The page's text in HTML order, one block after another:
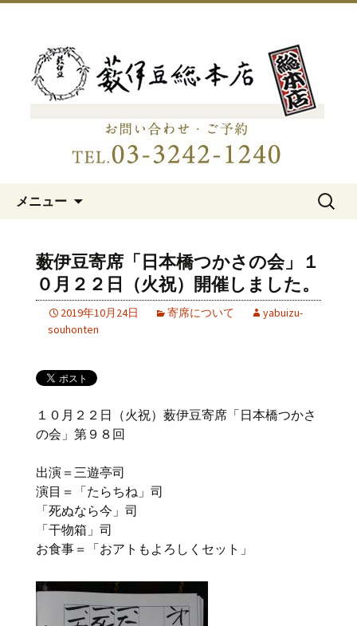
日本橋の老舗蕎麦屋「藪伊豆総
本店」
メニュー
検
薮伊豆寄席「日本橋つかさの会」１
０月２２日（火祝）開催しました。
2019年10月24日 寄席について
yabuizu-
souhonten
１０月２２日（火祝）薮伊豆寄席「日本橋つかさ
の会」第９８回
出演＝三遊亭司
演目＝「たらちね」司
「死ぬなら今」司
「干物箱」司
お食事＝「おアトもよろしくセット」